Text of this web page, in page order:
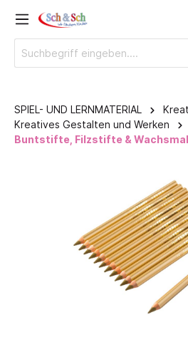
SPIEL- UND LERNMATERIAL
Kreatives Gestalten und Werken
Buntstifte, Filzstifte &